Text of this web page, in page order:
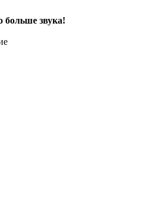
больше звука!